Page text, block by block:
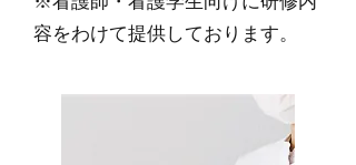
容をわけて提供しております。